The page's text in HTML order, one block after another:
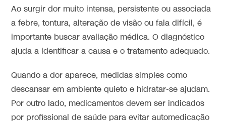
Ao surgir dor muito intensa, persistente ou associada
a febre, tontura, alteração de visão ou fala difícil, é
importante buscar avaliação médica. O diagnóstico
ajuda a identificar a causa e o tratamento adequado.
Quando a dor aparece, medidas simples como
descansar em ambiente quieto e hidratar-se ajudam.
Por outro lado, medicamentos devem ser indicados
por profissional de saúde para evitar automedicação